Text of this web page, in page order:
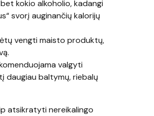
kokio alkoholio, kadangi
svorį auginančių kalorijų
vengti maisto produktų,
valgyti
daugiau baltymų, riebalų
atsikratyti nereikalingo